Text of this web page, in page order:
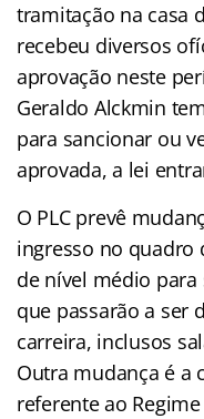
tramitação na casa
recebeu diversos
aprovação neste
Geraldo Alckmin
para sancionar ou
aprovada, a lei
O PLC prevê
ingresso no quadro
de nível médio
que passarão a ser
carreira, inclusos
Outra mudança é a
referente ao